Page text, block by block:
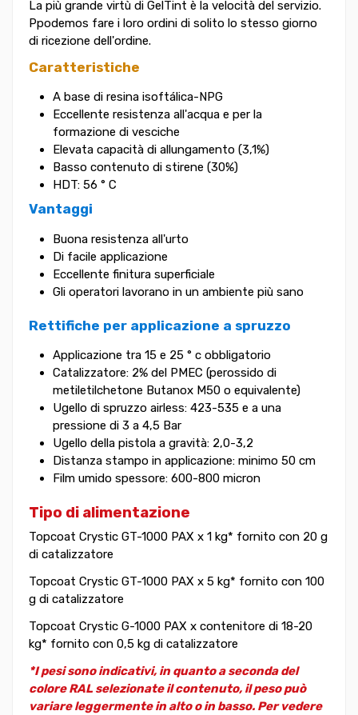
La più grande virtù di GelTint è la velocità del servizio.
Ppodemos fare i loro ordini di solito lo stesso giorno
di ricezione dell'ordine.
Caratteristiche
A base di resina isoftálica-NPG
Eccellente resistenza all'acqua e per la
formazione di vesciche
Elevata capacità di allungamento (3,1%)
Basso contenuto di stirene (30%)
HDT: 56 ° C
Vantaggi
Buona resistenza all'urto
Di facile applicazione
Eccellente finitura superficiale
Gli operatori lavorano in un ambiente più sano
Rettifiche per applicazione a spruzzo
Applicazione tra 15 e 25 ° c obbligatorio
Catalizzatore: 2% del PMEC (perossido di
metiletilchetone Butanox M50 o equivalente)
Ugello di spruzzo airless: 423-535 e a una
pressione di 3 a 4,5 Bar
Ugello della pistola a gravità: 2,0-3,2
Distanza stampo in applicazione: minimo 50 cm
Film umido spessore: 600-800 micron
Tipo di alimentazione
Topcoat Crystic GT-1000 PAX x 1 kg* fornito con 20 g
di catalizzatore
Topcoat Crystic GT-1000 PAX x 5 kg* fornito con 100
g di catalizzatore
Topcoat Crystic G-1000 PAX x contenitore di 18-20
kg* fornito con 0,5 kg di catalizzatore
*I pesi sono indicativi, in quanto a seconda del
colore RAL selezionate il contenuto, il peso può
variare leggermente in alto o in basso. Per vedere